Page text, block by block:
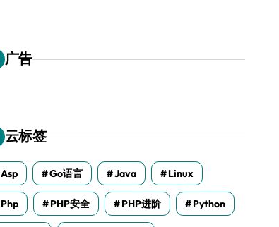
广告
云标签
Asp Go语言 Java Linux
Php PHP安全 PHP进阶 Python